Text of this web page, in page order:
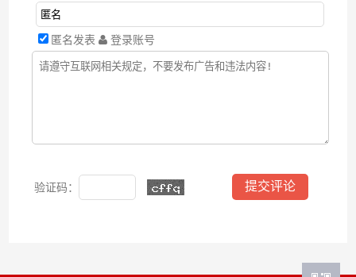
匿名发表 登录账号
验证码：